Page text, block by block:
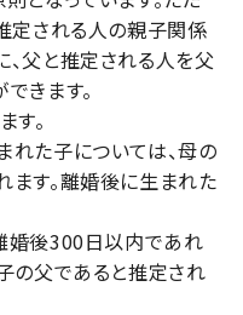
定される人の親子関係
父と推定される人を父
きます。
。
子については、母の
す。離婚後に生まれた
後300日以内であれ
の父であると推定され